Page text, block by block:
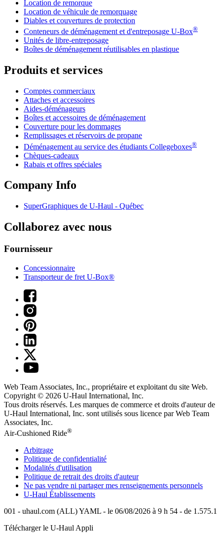
Location de remorque
Location de véhicule de remorquage
Diables et couvertures de protection
Conteneurs de déménagement et d'entreposage U-Box®
Unités de libre-entreposage
Boîtes de déménagement réutilisables en plastique
Produits et services
Comptes commerciaux
Attaches et accessoires
Aides-déménageurs
Boîtes et accessoires de déménagement
Couverture pour les dommages
Remplissages et réservoirs de propane
Déménagement au service des étudiants Collegeboxes®
Chèques-cadeaux
Rabais et offres spéciales
Company Info
SuperGraphiques de U-Haul - Québec
Collaborez avec nous
Fournisseur
Concessionnaire
Transporteur de fret U-Box®
Web Team Associates, Inc., propriétaire et exploitant du site Web.
Copyright © 2026 U-Haul International, Inc.
Tous droits réservés. Les marques de commerce et droits d'auteur de
U-Haul International, Inc. sont utilisés sous licence par Web Team
Associates, Inc.
Air-Cushioned Ride®
Arbitrage
Politique de confidentialité
Modalités d'utilisation
Politique de retrait des droits d'auteur
Ne pas vendre ni partager mes renseignements personnels
U-Haul Établissements
001 - uhaul.com (ALL) YAML - le 06/08/2026 à 9 h 54 - de 1.575.1
Télécharger le U-Haul Appli